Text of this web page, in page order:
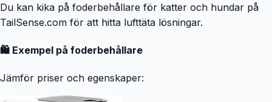
Du kan kika på foderbehållare för katter och hundar på
TailSense.com för att hitta lufttäta lösningar.
🛍️ Exempel på foderbehållare
Jämför priser och egenskaper: